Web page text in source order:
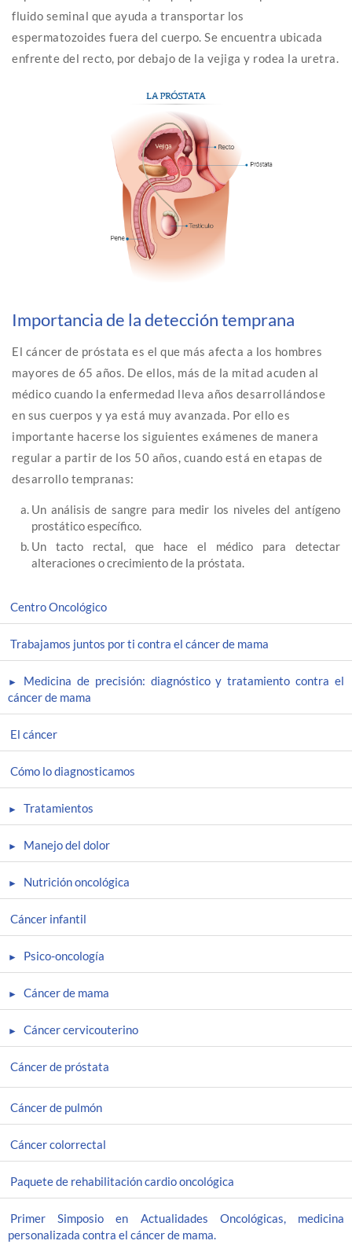
fluido seminal que ayuda a transportar los
espermatozoides fuera del cuerpo. Se encuentra ubicada
enfrente del recto, por debajo de la vejiga y rodea la uretra.
Importancia de la detección temprana
El cáncer de próstata es el que más afecta a los hombres
mayores de 65 años. De ellos, más de la mitad acuden al
médico cuando la enfermedad lleva años desarrollándose
en sus cuerpos y ya está muy avanzada. Por ello es
importante hacerse los siguientes exámenes de manera
regular a partir de los 50 años, cuando está en etapas de
desarrollo tempranas:
Un análisis de sangre para medir los niveles del antígeno
prostático específico.
Un tacto rectal, que hace el médico para detectar
alteraciones o crecimiento de la próstata.
Centro Oncológico
Trabajamos juntos por ti contra el cáncer de mama
Medicina de precisión: diagnóstico y tratamiento contra el
cáncer de mama
El cáncer
Cómo lo diagnosticamos
Tratamientos
Manejo del dolor
Nutrición oncológica
Cáncer infantil
Psico-oncología
Cáncer de mama
Cáncer cervicouterino
Cáncer de próstata
Cáncer de pulmón
Cáncer colorrectal
Paquete de rehabilitación cardio oncológica
Primer Simposio en Actualidades Oncológicas, medicina
personalizada contra el cáncer de mama.